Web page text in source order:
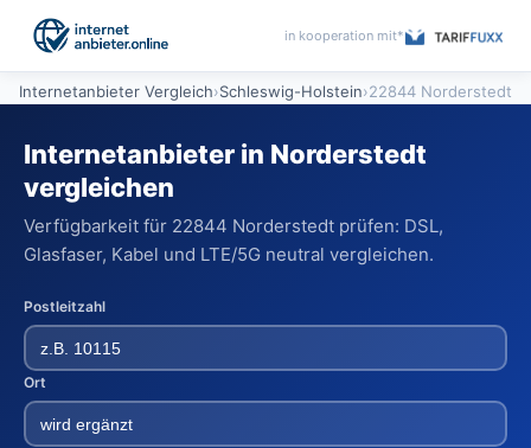
in kooperation mit*
Internetanbieter Vergleich›Schleswig-Holstein›22844 Norderstedt
Internetanbieter in Norderstedt
vergleichen
Verfügbarkeit für 22844 Norderstedt prüfen: DSL,
Glasfaser, Kabel und LTE/5G neutral vergleichen.
Postleitzahl
Ort